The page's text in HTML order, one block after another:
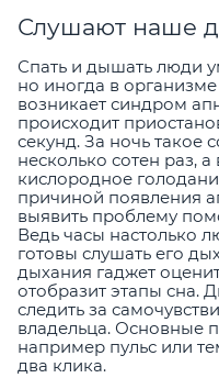
Слушают наше
Спать и дышать люди
но иногда в
возникает синдром
происходит
секунд. За ночь такое
несколько сотен раз, а
кислородное
причиной появления
выявить проблему
Ведь часы настолько
готовы слушать его
дыхания гаджет
отобразит этапы сна.
следить за
владельца. Основные
например пульс или
два клика.